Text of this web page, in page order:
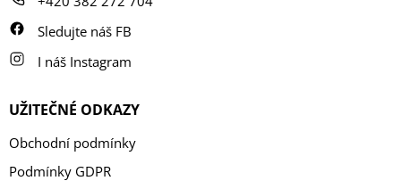
Sledujte náš FB
I náš Instagram
UŽITEČNÉ ODKAZY
Obchodní podmínky
Podmínky GDPR